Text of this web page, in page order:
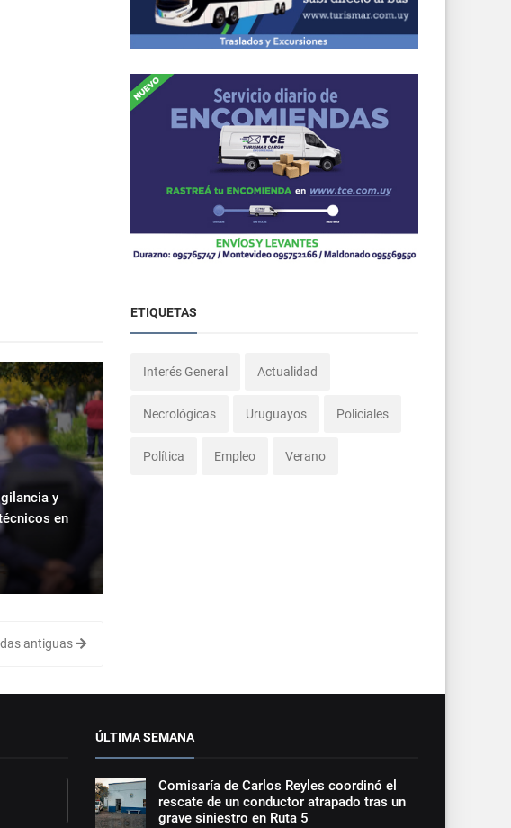
y
en
antiguas
ETIQUETAS
Interés General Actualidad
Necrológicas Uruguayos Policiales
Política Empleo Verano
ÚLTIMA SEMANA
Comisaría de Carlos Reyles coordinó el
rescate de un conductor atrapado tras un
grave siniestro en Ruta 5